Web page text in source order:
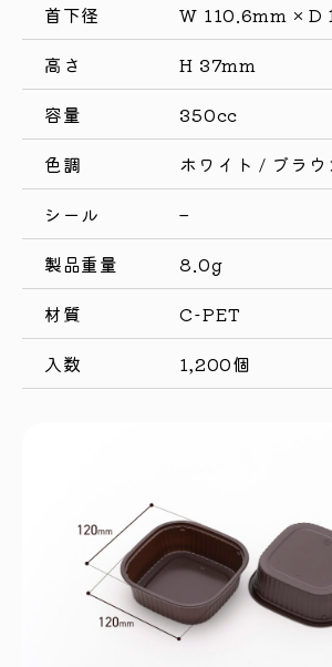
首下径
W 110.6mm × D
高さ
H 37mm
容量
350cc
色調
ホワイト / ブラウ
シール
–
製品重量
8.0g
材質
C-PET
入数
1,200個